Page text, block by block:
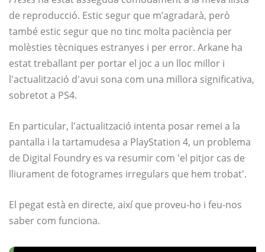
de reproducció. Estic segur que m’agradarà, però
també estic segur que no tinc molta paciència per
molèsties tècniques estranyes i per error. Arkane ha
estat treballant per portar el joc a un lloc millor i
l'actualització d'avui sona com una millora significativa,
sobretot a PS4.
En particular, l'actualització intenta posar remei a la
pantalla i la tartamudesa a PlayStation 4, un problema
de Digital Foundry es va resumir com 'el pitjor cas de
lliurament de fotogrames irregulars que hem trobat'.
El pegat està en directe, així que proveu-ho i feu-nos
saber com funciona.